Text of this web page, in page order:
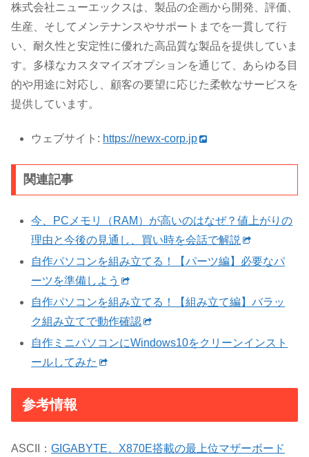
株式会社ニューエックスは、製品の企画から開発、評価、
生産、そしてメンテナンスやサポートまでを一貫して行
い、耐久性と安定性に優れた高品質な製品を提供していま
す。多様なカスタマイズオプションを通じて、あらゆる目
的や用途に対応し、顧客の要望に応じた柔軟なサービスを
提供しています。
ウェブサイト: https://newx-corp.jp
関連記事
今、PCメモリ（RAM）が高いのはなぜ？値上がりの
理由と今後の見通し、買い時を会話で解説
自作パソコンを組み立てる！【パーツ編】必要なパ
ーツを準備しよう
自作パソコンを組み立てる！【組み立て編】バラッ
ク組み立てで動作確認
自作ミニパソコンにWindows10をクリーンインスト
ールしてみた
参考情報
ASCII： GIGABYTE、X870E搭載の最上位マザーボード